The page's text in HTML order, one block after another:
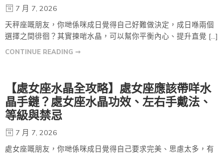
7 月 7, 2026
天秤座嘅朋友，你哋係咪成日覺得自己好難做決定，成日喺兩個
選擇之間徘徊？其實揀啱水晶，可以幫你平衡內心、提升直覺 […]
CONTINUE READING ➞
【處女座水晶全攻略】處女座應該帶咩水
晶手鏈？處女座水晶功效、左右手戴法、
等級與禁忌
7 月 7, 2026
處女座嘅朋友，你哋係咪成日覺得自己要求完美、思慮太多，有